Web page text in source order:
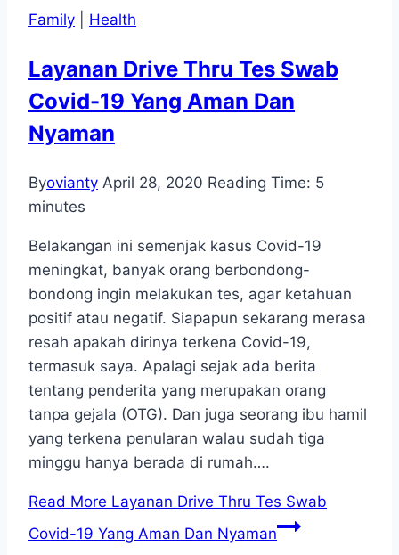
Family Health
Layanan Drive Thru Tes Swab
Covid-19 Yang Aman Dan
Nyaman
Byovianty April 28, 2020 Reading Time: 5
minutes
Belakangan ini semenjak kasus Covid-19
meningkat, banyak orang berbondong-
bondong ingin melakukan tes, agar ketahuan
positif atau negatif. Siapapun sekarang merasa
resah apakah dirinya terkena Covid-19,
termasuk saya. Apalagi sejak ada berita
tentang penderita yang merupakan orang
tanpa gejala (OTG). Dan juga seorang ibu hamil
yang terkena penularan walau sudah tiga
minggu hanya berada di rumah….
Read More Layanan Drive Thru Tes Swab
Covid-19 Yang Aman Dan Nyaman